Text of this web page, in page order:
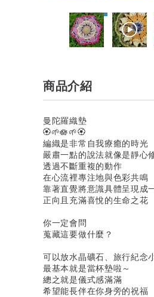
商品介紹
曼陀羅織墊
🏵🌱🪷🌱🏵
編織是非常自我療癒的時光
嚴肅一點的說法就像是靜心
透過不斷重複的動作
在心流裡專注地與色彩共鳴
靠著直覺將意識具體呈現成
正向且充滿喜悅的生命之花
你一定會問
蒐藏這要做什麼？
可以放水晶礦石、旅行紀念
最基本就是當杯墊啦～
總之就是儀式感滿滿
希望能長伴在你身旁的祝福